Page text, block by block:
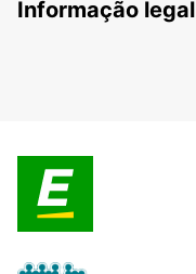
Informação legal